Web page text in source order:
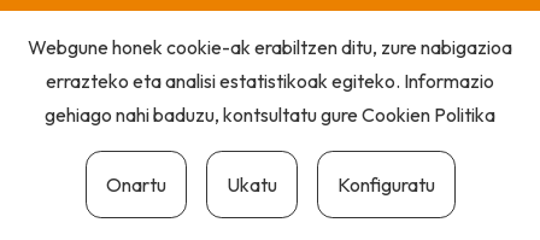
Webgune honek cookie-ak erabiltzen ditu, zure nabigazioa
errazteko eta analisi estatistikoak egiteko. Informazio
gehiago nahi baduzu, kontsultatu gureCookien Politika
Onartu Ukatu Konfiguratu